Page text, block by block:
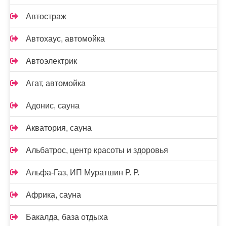
Автостраж
Автохаус, автомойка
Автоэлектрик
Агат, автомойка
Адонис, сауна
Акватория, сауна
Альбатрос, центр красоты и здоровья
Альфа-Газ, ИП Муратшин Р. Р.
Африка, сауна
Бакалда, база отдыха